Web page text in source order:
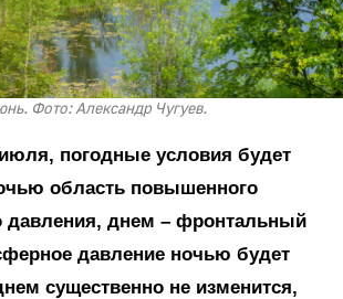
Фото: Александр Чугуев.
погодные условия будет
область повышенного
давления, днем – фронтальный
давление ночью будет
существенно не изменится,